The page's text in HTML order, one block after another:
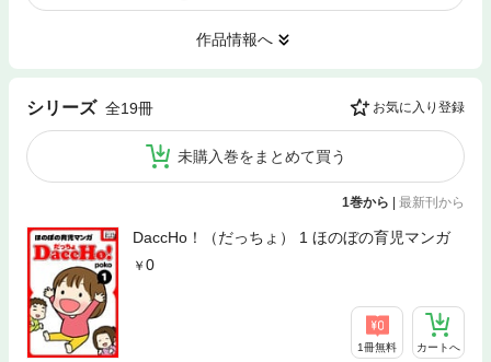
作品情報へ
シリーズ 全19冊 お気に入り登録
未購入巻をまとめて買う
1巻から 最新刊から
DaccHo！（だっちょ） 1 ほのぼの育児マンガ
0
1冊無料 カートへ